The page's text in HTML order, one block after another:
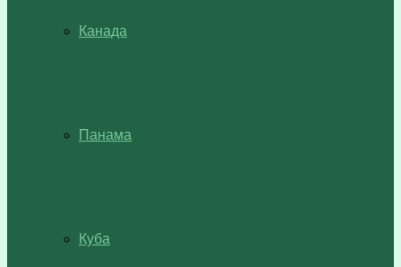
Канада
Панама
Куба